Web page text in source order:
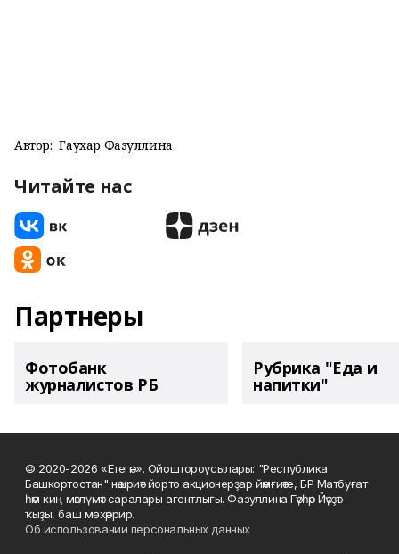
Автор: Гаухар Фазуллина
Читайте нас
Партнеры
Фотобанк
журналистов РБ
Рубрика "Еда и
напитки"
© 2020-2026 «Етегән». Ойоштороусылары: "Республика
Башкортостан" нәшриәт йорто акционерҙар йәмғиәте, БР Матбуғат
һәм киң мәғлүмәт саралары агентлығы. Фазуллина Гәүһәр Йәүҙәт
ҡыҙы, баш мөхәррир.
Об использовании персональных данных